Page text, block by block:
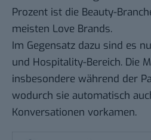
Prozent ist die Beauty-
meisten Love Brands.
Im Gegensatz dazu sind es
und Hospitality-Bereich. Die
insbesondere während der
wodurch sie automatisch
Konversationen vorkamen.